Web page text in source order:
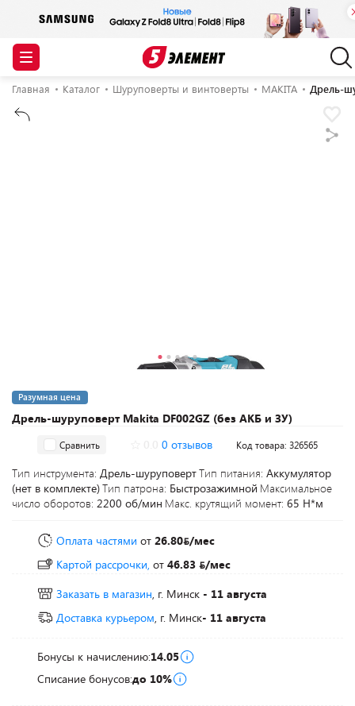
Главная Каталог Шуруповерты и винтоверты MAKITA Дрель-
Дрель-шуруповерт Makita DF002GZ (без АКБ и ЗУ)
Разумная цена
Сравнить 0 отзывов Код товара: 326565
Тип инструмента: Дрель-шуруповертТип питания: Аккумулятор
(нет в комплекте)Тип патрона: Быстрозажимной Максимальное
число оборотов: 2200 об/мин Макс. крутящий момент: 65 Н*м
Оплата частями от 26.80 /мес
Картой рассрочки, от 46.83
/мес
Заказать в магазин, г. Минск - 11 августа
Доставка курьером, г. Минск- 11 августа
Бонусы к начислению:14.05
Списание бонусов:до 10%